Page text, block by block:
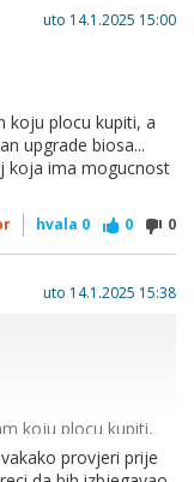
uto 14.1.2025 15:00
koju plocu kupiti, a
upgrade biosa...
koja ima mogucnost
hvala 0 0 0
uto 14.1.2025 15:38
koju plocu kupiti,
upgrade
tj koja ima
provjeri prije